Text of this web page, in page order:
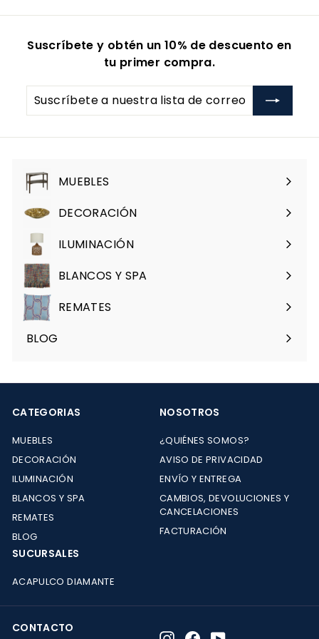
9
9
0
0
Suscríbete y obtén un 10% de descuento en
tu primer compra.
Suscríbete
lista
correo
MUEBLES
Expandir
menúDECORACIÓN
Expandir
menúILUMINACIÓN
Expandir
menúBLANCOS Y SPA
Expandir
menúREMATES
Expandir
menú
BLOG
CATEGORIAS
MUEBLES
DECORACIÓN
ILUMINACIÓN
BLANCOS Y SPA
REMATES
BLOG
NOSOTROS
¿QUIÉNES SOMOS?
AVISO DE PRIVACIDAD
ENVÍO Y ENTREGA
CAMBIOS, DEVOLUCIONES Y
CANCELACIONES
FACTURACIÓN
SUCURSALES
ACAPULCO DIAMANTE
CONTACTO